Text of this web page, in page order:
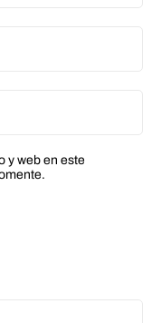
y web en este